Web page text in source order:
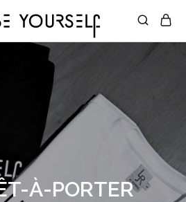
À-PORTER